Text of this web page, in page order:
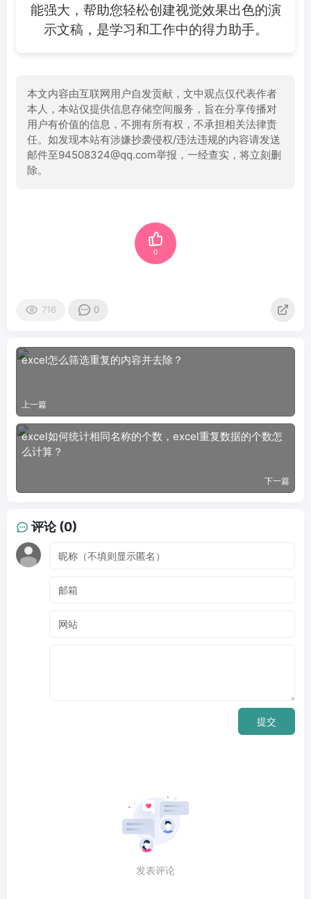
能强大，帮助您轻松创建视觉效果出色的演
示文稿，是学习和工作中的得力助手。
本文内容由互联网用户自发贡献，文中观点仅代表作者
本人，本站仅提供信息存储空间服务，旨在分享传播对
用户有价值的信息，不拥有所有权，不承担相关法律责
任。如发现本站有涉嫌抄袭侵权/违法违规的内容请发送
邮件至94508324@qq.com举报，一经查实，将立刻删
除。
0
716 0
excel怎么筛选重复的内容并去除？
上一篇
excel如何统计相同名称的个数，excel重复数据的个数怎
么计算？
下一篇
评论 (0)
提交
发表评论